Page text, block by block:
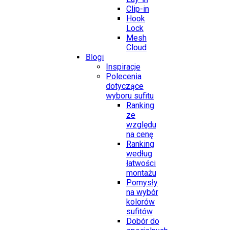
Clip-in
Hook
Lock
Mesh
Cloud
Blogi
Inspiracje
Polecenia
dotyczące
wyboru sufitu
Ranking
ze
względu
na cenę
Ranking
według
łatwości
montażu
Pomysły
na wybór
kolorów
sufitów
Dobór do